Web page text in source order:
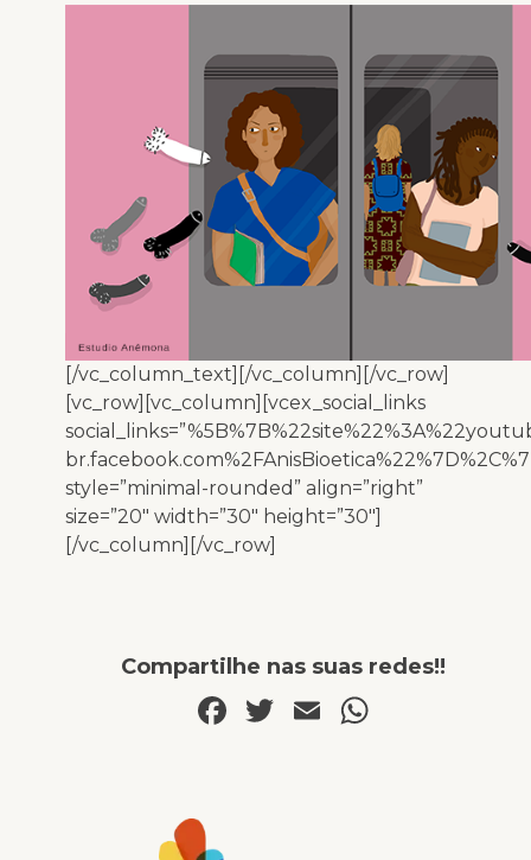
[/vc_column_text][/vc_column][/vc_row]
[vc_row][vc_column][vcex_social_links
style=”minimal-rounded” align=”right”
size=”20″ width=”30″ height=”30″]
[/vc_column][/vc_row]
Compartilhe nas suas redes!!
Facebook
Twitter
Email